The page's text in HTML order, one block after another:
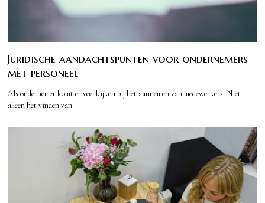
Juridische aandachtspunten voor ondernemers
met personeel
Als ondernemer komt er veel kijken bij het aannemen van medewerkers. Niet
alleen het vinden van